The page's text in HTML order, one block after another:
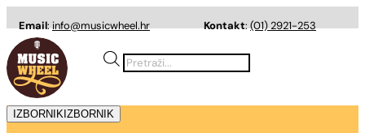
Email:info@musicwheel.hr Kontakt:(01) 2921-253
Products
search
IZBORNIK IZBORNIK